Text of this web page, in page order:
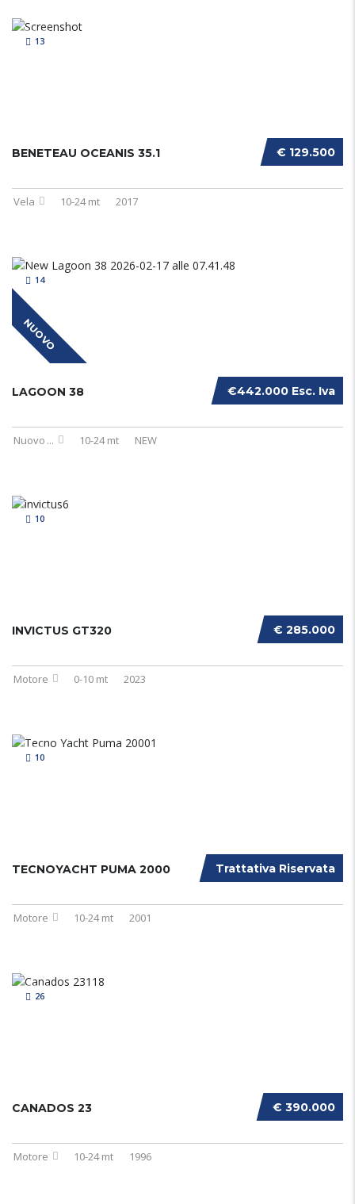
13
€ 129.500
BENETEAU OCEANIS 35.1
Vela 10-24 mt 2017
NUOVO
14
€442.000 Esc. Iva
LAGOON 38
Nuovo ... 10-24 mt NEW
10
€ 285.000
INVICTUS GT320
Motore 0-10 mt 2023
10
Trattativa Riservata
TECNOYACHT PUMA 2000
Motore 10-24 mt 2001
26
€ 390.000
CANADOS 23
Motore 10-24 mt 1996